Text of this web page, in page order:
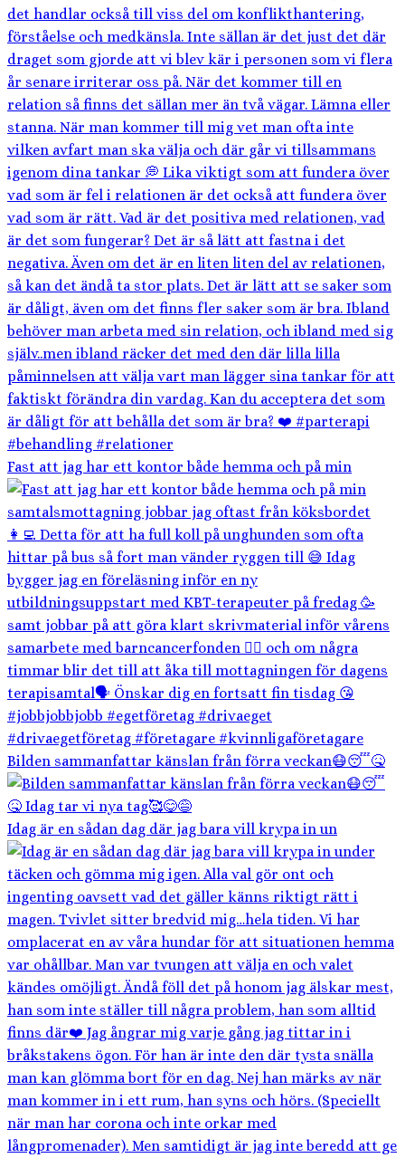
Fast att jag har ett kontor både hemma och på min
Bilden sammanfattar känslan från förra veckan😷😴🤒
Idag är en sådan dag där jag bara vill krypa in un